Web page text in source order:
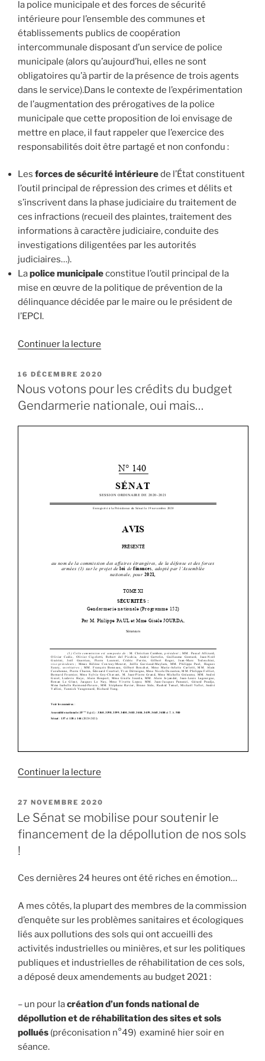
la police municipale et des forces de sécurité
intérieure pour l’ensemble des communes et
établissements publics de coopération
intercommunale disposant d’un service de police
municipale (alors qu’aujourd’hui, elles ne sont
obligatoires qu’à partir de la présence de trois agents
dans le service).Dans le contexte de l’expérimentation
de l’augmentation des prérogatives de la police
municipale que cette proposition de loi envisage de
mettre en place, il faut rappeler que l’exercice des
responsabilités doit être partagé et non confondu :
Les forces de sécurité intérieurede l’État constituent
l’outil principal de répression des crimes et délits et
s’inscrivent dans la phase judiciaire du traitement de
ces infractions (recueil des plaintes, traitement des
informations à caractère judiciaire, conduite des
investigations diligentées par les autorités
judiciaires…).
Lapolice municipaleconstitue l’outil principal de la
mise en œuvre de la politique de prévention de la
délinquance décidée par le maire ou le président de
l’EPCI.
Continuer la lecture
de
loi
« Sécurité
:
complémentarité
sécurité »
PUBLIÉ
LE
16 DÉCEMBRE 2020
Nous votons pour les crédits du budget
Gendarmerie nationale, oui mais…
Continuer la lecture
votons
pour
les
nationale,
oui
mais… »
PUBLIÉ
LE
27 NOVEMBRE 2020
Le Sénat se mobilise pour soutenir le
financement de la dépollution de nos sols
!
Ces dernières 24 heures ont été riches en émotion…
A mes côtés, la plupart des membres de la commission
d’enquête sur les problèmes sanitaires et écologiques
liés aux pollutions des sols qui ont accueilli des
activités industrielles ou minières, et sur les politiques
publiques et industrielles de réhabilitation de ces sols,
a déposé deux amendements au budget 2021 :
– un pour lacréation d’un fonds national de
dépollution et de réhabilitation des sites et sols
pollués (préconisation n°49) examiné hier soir en
séance.